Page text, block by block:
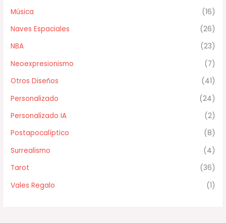
Música
(16)
Naves Espaciales
(26)
NBA
(23)
Neoexpresionismo
(7)
Otros Diseños
(41)
Personalizado
(24)
Personalizado IA
(2)
Postapocalíptico
(8)
Surrealismo
(4)
Tarot
(36)
Vales Regalo
(1)